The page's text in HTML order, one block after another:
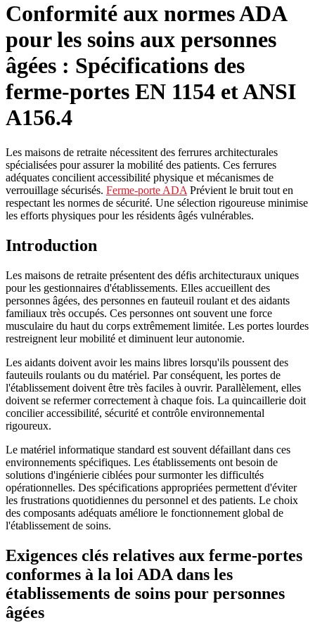
Conformité aux normes ADA
pour les soins aux personnes
âgées : Spécifications des
ferme-portes EN 1154 et ANSI
A156.4
Les maisons de retraite nécessitent des ferrures architecturales
spécialisées pour assurer la mobilité des patients. Ces ferrures
adéquates concilient accessibilité physique et mécanismes de
verrouillage sécurisés. Ferme-porte ADA Prévient le bruit tout en
respectant les normes de sécurité. Une sélection rigoureuse minimise
les efforts physiques pour les résidents âgés vulnérables.
Introduction
Les maisons de retraite présentent des défis architecturaux uniques
pour les gestionnaires d'établissements. Elles accueillent des
personnes âgées, des personnes en fauteuil roulant et des aidants
familiaux très occupés. Ces personnes ont souvent une force
musculaire du haut du corps extrêmement limitée. Les portes lourdes
restreignent leur mobilité et diminuent leur autonomie.
Les aidants doivent avoir les mains libres lorsqu'ils poussent des
fauteuils roulants ou du matériel. Par conséquent, les portes de
l'établissement doivent être très faciles à ouvrir. Parallèlement, elles
doivent se refermer correctement à chaque fois. La quincaillerie doit
concilier accessibilité, sécurité et contrôle environnemental
rigoureux.
Le matériel informatique standard est souvent défaillant dans ces
environnements spécifiques. Les établissements ont besoin de
solutions d'ingénierie ciblées pour surmonter les difficultés
opérationnelles. Des spécifications appropriées permettent d'éviter
les frustrations quotidiennes du personnel et des patients. Le choix
des composants adéquats améliore le fonctionnement global de
l'établissement de soins.
Exigences clés relatives aux ferme-portes
conformes à la loi ADA dans les
établissements de soins pour personnes
âgées